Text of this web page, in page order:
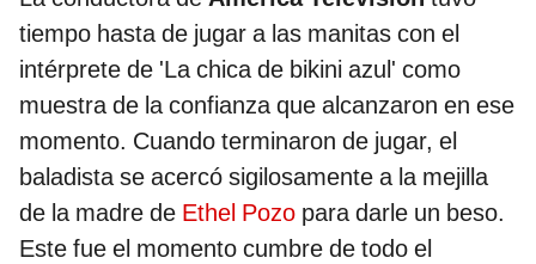
tiempo hasta de jugar a las manitas con el
intérprete de 'La chica de bikini azul' como
muestra de la confianza que alcanzaron en ese
momento. Cuando terminaron de jugar, el
baladista se acercó sigilosamente a la mejilla
de la madre de Ethel Pozo para darle un beso.
Este fue el momento cumbre de todo el